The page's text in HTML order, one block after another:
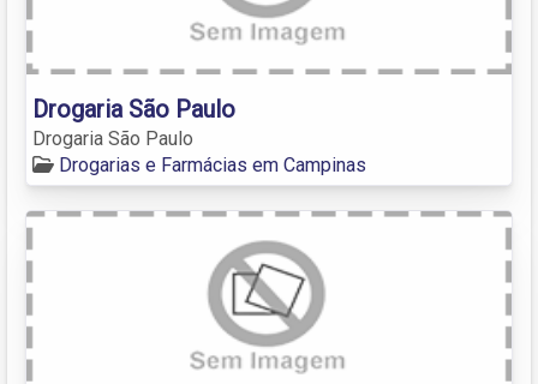
Drogaria São Paulo
Drogaria São Paulo
Drogarias e Farmácias em Campinas